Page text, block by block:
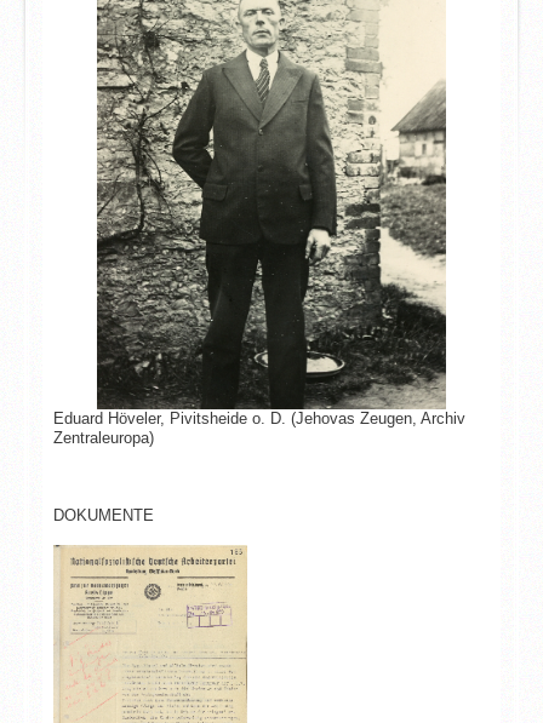
Eduard Höveler, Pivitsheide o. D. (Jehovas Zeugen, Archiv
Zentraleuropa)
DOKUMENTE